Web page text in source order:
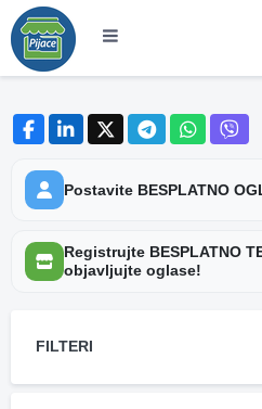
Postavite BESPLATNO
Registrujte BESPLATNO
objavljujte oglase!
FILTERI